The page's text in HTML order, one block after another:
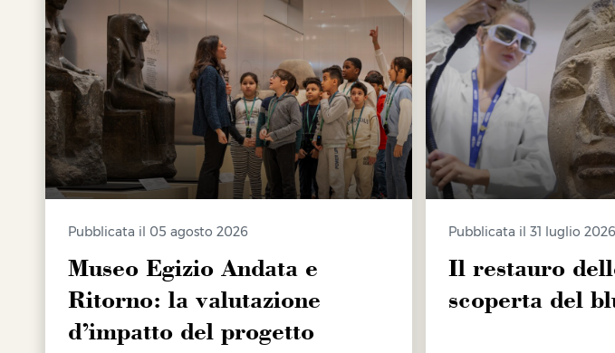
Pubblicata il 05 agosto 2026
Museo Egizio Andata e
Ritorno: la valutazione
d’impatto del progetto
Pubblicata il 31 luglio 2026
Il restauro
scoperta del